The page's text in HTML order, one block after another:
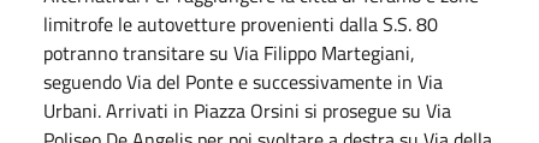
limitrofe le autovetture provenienti dalla S.S. 80
potranno transitare su Via Filippo Martegiani,
seguendo Via del Ponte e successivamente in Via
Urbani. Arrivati in Piazza Orsini si prosegue su Via